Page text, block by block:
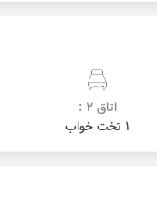
اتاق 2 :
1 تخت خواب